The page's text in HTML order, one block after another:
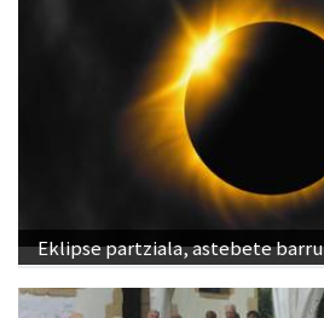
Eklipse partziala, astebete barru